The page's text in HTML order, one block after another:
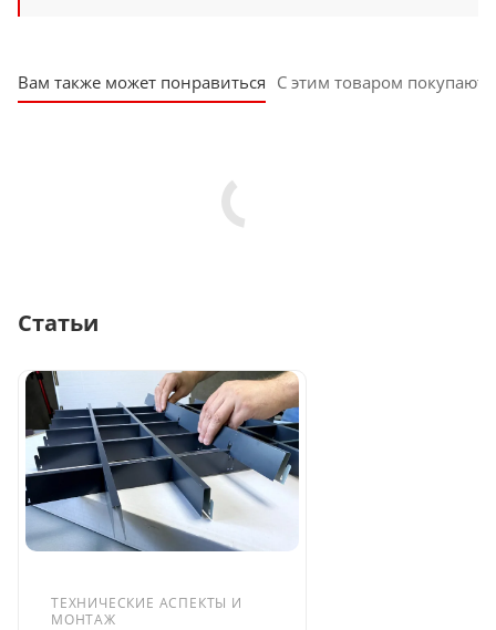
Вам также может понравиться С этим товаром покупают
Статьи
ТЕХНИЧЕСКИЕ АСПЕКТЫ И
МОНТАЖ